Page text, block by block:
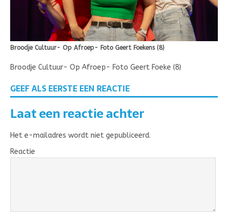
Broodje Cultuur- Op Afroep- Foto Geert Foekens (8)
Broodje Cultuur- Op Afroep- Foto Geert Foeke (8)
GEEF ALS EERSTE EEN REACTIE
Laat een reactie achter
Het e-mailadres wordt niet gepubliceerd.
Reactie